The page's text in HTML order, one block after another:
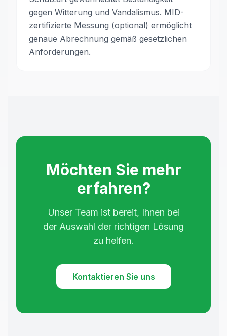
gegen Witterung und Vandalismus. MID-
zertifizierte Messung (optional) ermöglicht
genaue Abrechnung gemäß gesetzlichen
Anforderungen.
Möchten Sie mehr
erfahren?
Unser Team ist bereit, Ihnen bei
der Auswahl der richtigen Lösung
zu helfen.
Kontaktieren Sie uns